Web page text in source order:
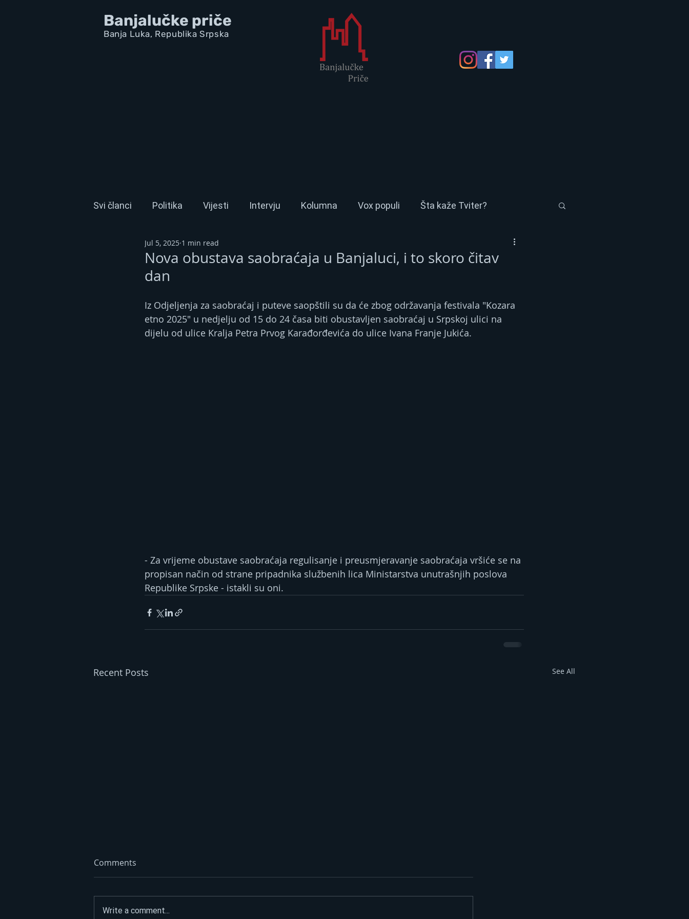
Banjalučke priče
Banja Luka, Republika Srpska
Svi članci Politika Vijesti Intervju Kolumna Vox populi Šta kaže Tviter?
Nova obustava saobraćaja u Banjaluci, i to skoro čitav
dan
Jul 5, 2025 1 min read
Iz Odjeljenja za saobraćaj i puteve saopštili su da će zbog održavanja festivala "Kozara
etno 2025" u nedjelju od 15 do 24 časa biti obustavljen saobraćaj u Srpskoj ulici na
dijelu od ulice Kralja Petra Prvog Karađorđevića do ulice Ivana Franje Jukića.
- Za vrijeme obustave saobraćaja regulisanje i preusmjeravanje saobraćaja vršiće se na
propisan način od strane pripadnika službenih lica Ministarstva unutrašnjih poslova
Republike Srpske - istakli su oni.
Recent Posts See All
Comments
Write a comment...